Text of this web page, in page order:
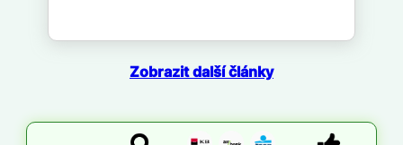
Zobrazit další články